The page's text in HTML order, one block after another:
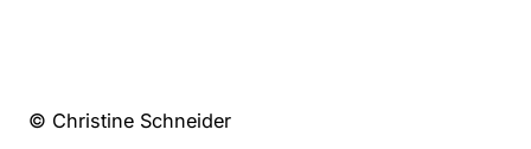
© Christine Schneider